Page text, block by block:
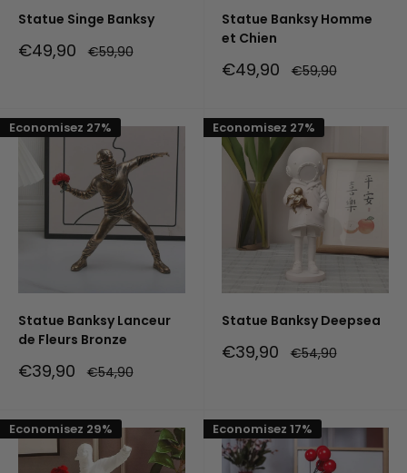
Statue Singe Banksy
Prix
réduit
€49,90 Prix
normal
€59,90
Statue Banksy Homme
et Chien
Prix
réduit
€49,90 Prix
normal
€59,90
Economisez 27%
Statue Banksy Lanceur
de Fleurs Bronze
Prix
réduit
€39,90 Prix
normal
€54,90
Economisez 27%
Statue Banksy Deepsea
Prix
réduit
€39,90 Prix
normal
€54,90
Economisez 29% Economisez 17%